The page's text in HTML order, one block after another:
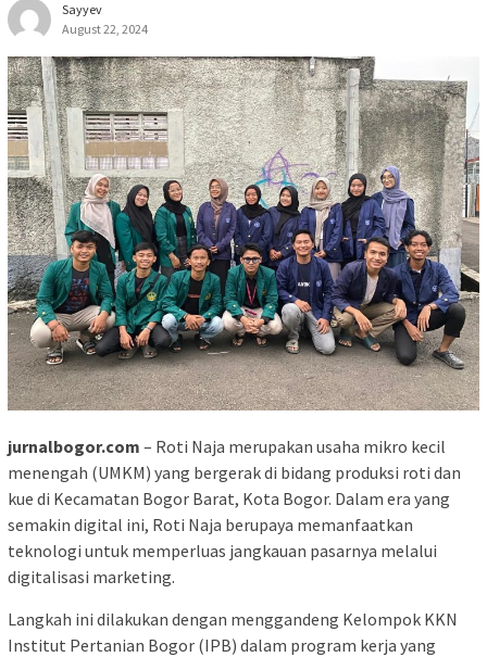
Sayyev
August 22, 2024
jurnalbogor.com – Roti Naja merupakan usaha mikro kecil
menengah (UMKM) yang bergerak di bidang produksi roti dan
kue di Kecamatan Bogor Barat, Kota Bogor. Dalam era yang
semakin digital ini, Roti Naja berupaya memanfaatkan
teknologi untuk memperluas jangkauan pasarnya melalui
digitalisasi marketing.
Langkah ini dilakukan dengan menggandeng Kelompok KKN
Institut Pertanian Bogor (IPB) dalam program kerja yang